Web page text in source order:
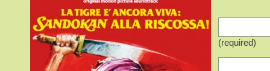
(required)